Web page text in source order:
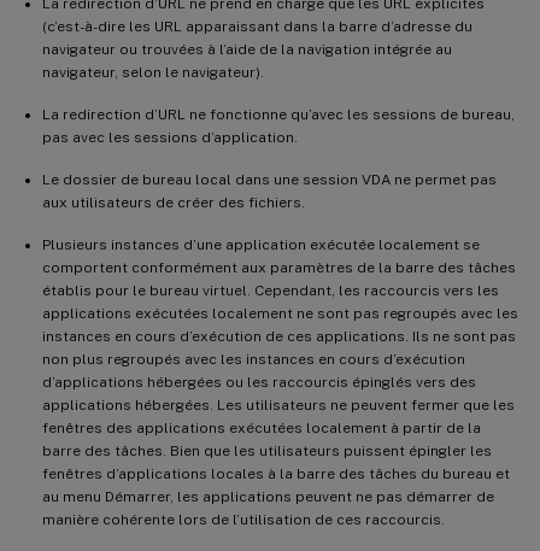
(c’est-à-dire les URL apparaissant dans la barre d’adresse du
navigateur ou trouvées à l’aide de la navigation intégrée au
navigateur, selon le navigateur).
La redirection d’URL ne fonctionne qu’avec les sessions de bureau,
pas avec les sessions d’application.
Le dossier de bureau local dans une session VDA ne permet pas
aux utilisateurs de créer des fichiers.
Plusieurs instances d’une application exécutée localement se
comportent conformément aux paramètres de la barre des tâches
établis pour le bureau virtuel. Cependant, les raccourcis vers les
applications exécutées localement ne sont pas regroupés avec les
instances en cours d’exécution de ces applications. Ils ne sont pas
non plus regroupés avec les instances en cours d’exécution
d’applications hébergées ou les raccourcis épinglés vers des
applications hébergées. Les utilisateurs ne peuvent fermer que les
fenêtres des applications exécutées localement à partir de la
barre des tâches. Bien que les utilisateurs puissent épingler les
fenêtres d’applications locales à la barre des tâches du bureau et
au menu Démarrer, les applications peuvent ne pas démarrer de
manière cohérente lors de l’utilisation de ces raccourcis.